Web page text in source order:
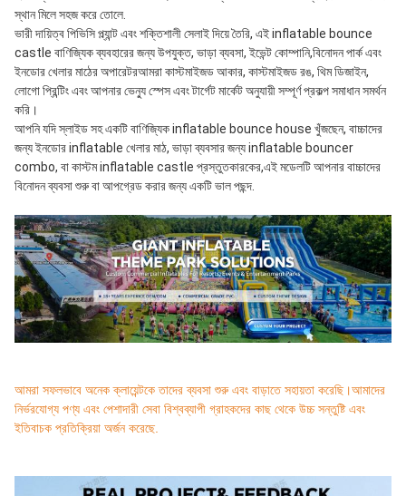
স্থান মিলে সহজ করে তোলে.
ভারী দায়িত্ব পিভিসি প্ল্যান্ট এবং শক্তিশালী সেলাই দিয়ে তৈরি, এই inflatable bounce
castle বাণিজ্যিক ব্যবহারের জন্য উপযুক্ত, ভাড়া ব্যবসা, ইভেন্ট কোম্পানি,বিনোদন পার্ক এবং
ইনডোর খেলার মাঠের অপারেটরআমরা কাস্টমাইজড আকার, কাস্টমাইজড রঙ, থিম ডিজাইন,
লোগো প্রিন্টিং এবং আপনার ভেন্যু স্পেস এবং টার্গেট মার্কেট অনুযায়ী সম্পূর্ণ প্রকল্প সমাধান সমর্থন
করি।
আপনি যদি স্লাইড সহ একটি বাণিজ্যিক inflatable bounce house খুঁজছেন, বাচ্চাদের
জন্য ইনডোর inflatable খেলার মাঠ, ভাড়া ব্যবসার জন্য inflatable bouncer
combo, বা কাস্টম inflatable castle প্রস্তুতকারকের,এই মডেলটি আপনার বাচ্চাদের
বিনোদন ব্যবসা শুরু বা আপগ্রেড করার জন্য একটি ভাল পছন্দ.
আমরা সফলভাবে অনেক ক্লায়েন্টকে তাদের ব্যবসা শুরু এবং বাড়াতে সহায়তা করেছি।আমাদের
নির্ভরযোগ্য পণ্য এবং পেশাদারী সেবা বিশ্বব্যাপী গ্রাহকদের কাছ থেকে উচ্চ সন্তুষ্টি এবং
ইতিবাচক প্রতিক্রিয়া অর্জন করেছে.